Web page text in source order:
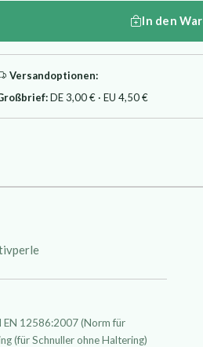
In den
Versandoptionen:
DE 3,00 € · EU 4,50 €
EN 12586:2007 (Norm für
(für Schnuller ohne Haltering)